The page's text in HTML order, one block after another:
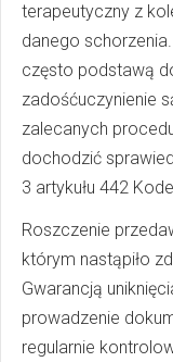
terapeutyczny z
danego
często podstawą
zadośćuczynienie
zalecanych
dochodzić
3 artykułu 442
Roszczenie
którym nastąpiło
Gwarancją
prowadzenie
regularnie